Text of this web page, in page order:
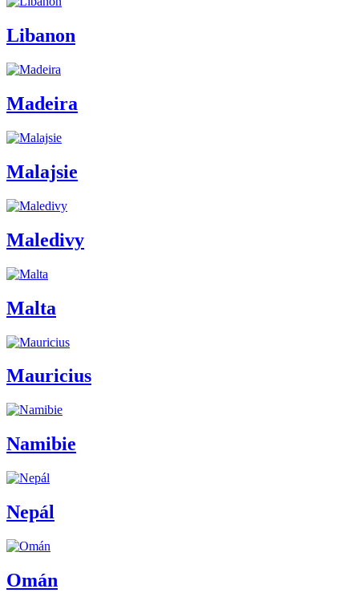
Libanon
Madeira
Malajsie
Maledivy
Malta
Mauricius
Namibie
Nepál
Omán